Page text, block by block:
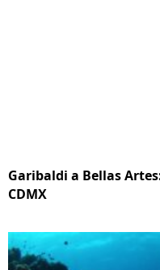
Garibaldi a Bellas
CDMX